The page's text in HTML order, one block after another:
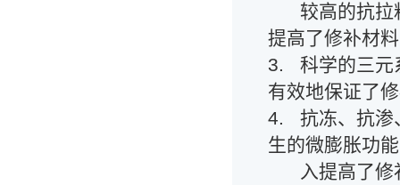
较高的抗拉
提高了修补材
3. 科学的三元
有效地保证了
4. 抗冻、抗渗
生的微膨胀功
入提高了修